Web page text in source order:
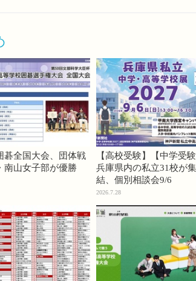
碁全国大会、団体戦
南山女子部が優勝
【高校受験】【中学受験
兵庫県内の私立31校が集
結、個別相談会9/6
2026.7.28